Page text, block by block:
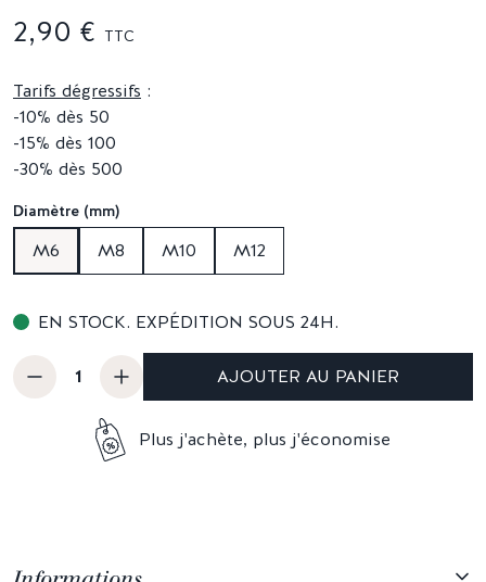
2,90 € TTC
Tarifs dégressifs :
-10% dès 50
-15% dès 100
-30% dès 500
Diamètre (mm)
M6 M8 M10 M12
EN STOCK. EXPÉDITION SOUS 24H.
AJOUTER AU PANIER
Plus j'achète, plus j'économise